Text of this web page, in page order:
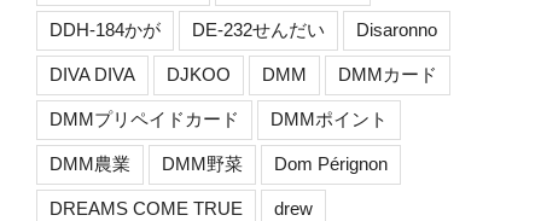
DDH-184かが DE-232せんだい Disaronno
DIVA DIVA DJKOO DMM DMMカード
DMMプリペイドカード DMMポイント
DMM農業 DMM野菜 Dom Pérignon
DREAMS COME TRUE drew